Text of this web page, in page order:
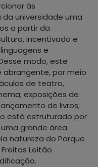
às
universidade uma
a partir da
incentivado e
e
modo, este
por meio
de teatro,
exposições de
de livros;
está estruturado por
grande área
natureza do Parque
Leitão